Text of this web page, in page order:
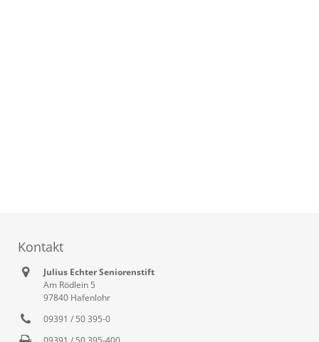
Kontakt
Julius Echter Seniorenstift
Am Rödlein 5
97840 Hafenlohr
09391 / 50 395-0
09391 / 50 395-400